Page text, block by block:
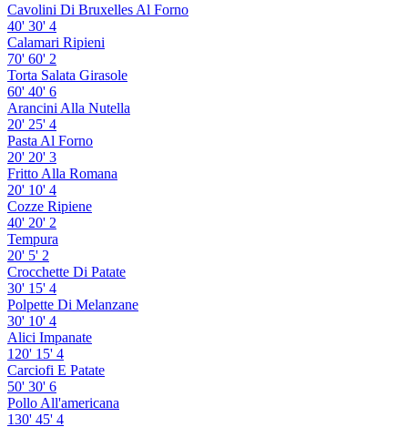
Cavolini Di Bruxelles Al Forno
40' 30' 4
Calamari Ripieni
70' 60' 2
Torta Salata Girasole
60' 40' 6
Arancini Alla Nutella
20' 25' 4
Pasta Al Forno
20' 20' 3
Fritto Alla Romana
20' 10' 4
Cozze Ripiene
40' 20' 2
Tempura
20' 5' 2
Crocchette Di Patate
30' 15' 4
Polpette Di Melanzane
30' 10' 4
Alici Impanate
120' 15' 4
Carciofi E Patate
50' 30' 6
Pollo All'americana
130' 45' 4